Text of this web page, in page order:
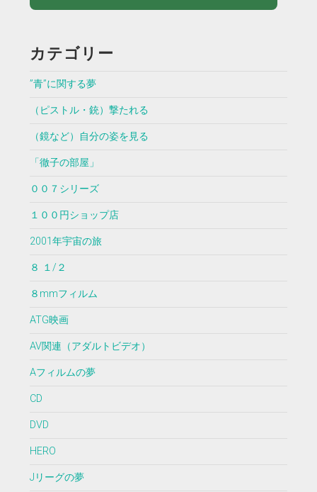
カテゴリー
”青”に関する夢
（ピストル・銃）撃たれる
（鏡など）自分の姿を見る
「徹子の部屋」
００７シリーズ
１００円ショップ店
2001年宇宙の旅
８ １/２
８mmフィルム
ATG映画
AV関連（アダルトビデオ）
Aフィルムの夢
CD
DVD
HERO
Jリーグの夢